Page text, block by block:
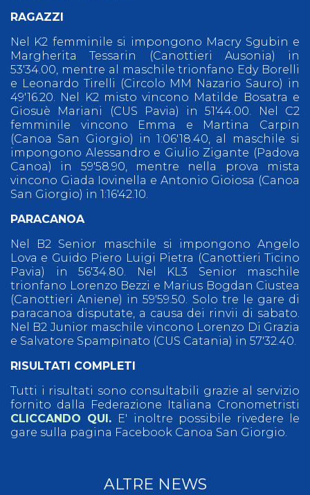
RAGAZZI
Nel K2 femminile si impongono Macry Sgubin e
Margherita Tessarin (Canottieri Ausonia) in
53'34.00, mentre al maschile trionfano Edy Borelli
e Leonardo Tirelli (Circolo MM Nazario Sauro) in
49'16.20. Nel K2 misto vincono Matilde Bosatra e
Giosuè Mariani (CUS Pavia) in 51'44.00. Nel C2
femminile vincono Emma e Martina Carpin
(Canoa San Giorgio) in 1:06'18.40, al maschile si
impongono Alessandro e Giulio Zigante (Padova
Canoa) in 59'58.90, mentre nella prova mista
vincono Giada Iovinella e Antonio Gioiosa (Canoa
San Giorgio) in 1:16'42.10.
PARACANOA
Nel B2 Senior maschile si impongono Angelo
Lova e Guido Piero Luigi Pietra (Canottieri Ticino
Pavia) in 56'34.80. Nel KL3 Senior maschile
trionfano Lorenzo Bezzi e Marius Bogdan Ciustea
(Canottieri Aniene) in 59'59.50. Solo tre le gare di
paracanoa disputate, a causa dei rinvii di sabato.
Nel B2 Junior maschile vincono Lorenzo Di Grazia
e Salvatore Spampinato (CUS Catania) in 57'32.40.
RISULTATI COMPLETI
Tutti i risultati sono consultabili grazie al servizio
fornito dalla Federazione Italiana Cronometristi
CLICCANDO QUI . E' inoltre possibile rivedere le
gare sulla pagina Facebook Canoa San Giorgio.
ALTRE NEWS